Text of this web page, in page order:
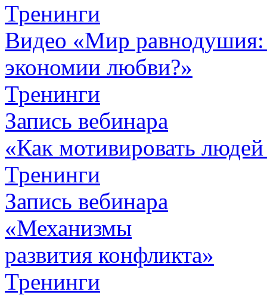
Тренинги
Видео «Мир равнодушия:
экономии любви?»
Тренинги
Запись вебинара
«Как мотивировать
Тренинги
Запись вебинара
«Механизмы
развития конфликта»
Тренинги